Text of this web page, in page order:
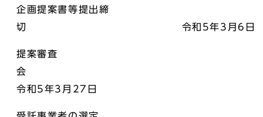
企画提案書等提出締
切 令和5年3月6日
提案審査
会
令和5年3月27日